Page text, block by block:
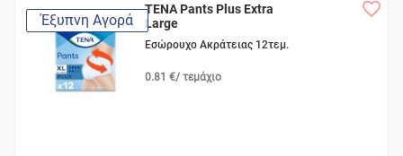
Έξυπνη Αγορά
TENA Pants Plus Extra
Large
Εσώρουχο Ακράτειας 12τεμ.
0.81 €/ τεμάχιο